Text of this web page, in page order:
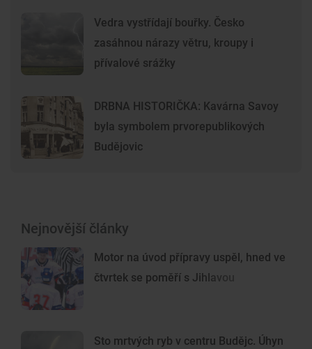
Vedra vystřídají bouřky. Česko
zasáhnou nárazy větru, kroupy i
přívalové srážky
DRBNA HISTORIČKA: Kavárna Savoy
byla symbolem prvorepublikových
Budějovic
Nejnovější články
Motor na úvod přípravy uspěl, hned ve
čtvrtek se poměří s Jihlavou
Sto mrtvých ryb v centru Budějc. Úhyn